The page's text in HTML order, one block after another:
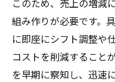
このため、売上の増減
組み作りが必要です。
に即座にシフト調整や
コストを削減すること
を早期に察知し、迅速